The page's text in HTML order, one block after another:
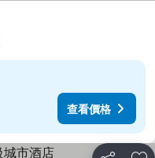
查看價格